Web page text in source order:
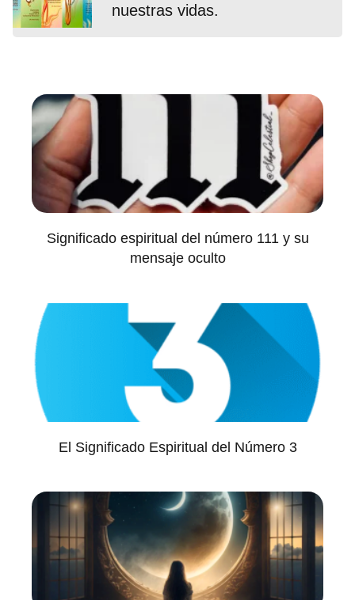
nuestras vidas.
Significado espiritual del número 111 y su
mensaje oculto
El Significado Espiritual del Número 3